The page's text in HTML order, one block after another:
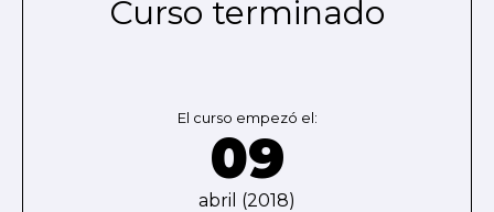
Curso terminado
El curso empezó el:
09
abril (2018)